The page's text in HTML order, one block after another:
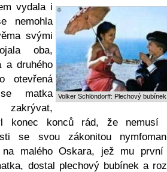
Volker Schlöndorff: Plechový bubínek
vydala i
nemohla
svými
oba,
a druhého
otevřená
matka
zakrývat,
konec konců rád, že nemusí
se svou zákonitou
na malého Oskara, jež mu první
dostal plechový bubínek a